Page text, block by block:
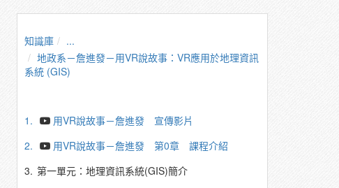
知識庫
...
地政系－詹進發－用VR說故事：VR應用於地理資訊
系統 (GIS)
1.
用VR說故事－詹進發 宣傳影片
2.
用VR說故事－詹進發 第0章 課程介紹
3. 第一單元：地理資訊系統(GIS)簡介